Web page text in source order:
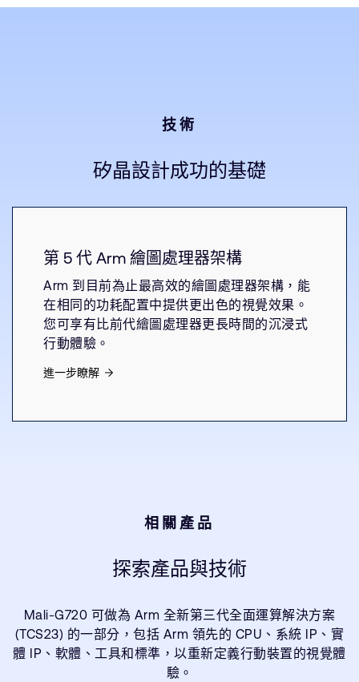
技術
矽晶設計成功的基礎
第 5 代 Arm 繪圖處理器架構
Arm 到目前為止最高效的繪圖處理器架構，能
在相同的功耗配置中提供更出色的視覺效果。
您可享有比前代繪圖處理器更長時間的沉浸式
行動體驗。
進一步瞭解
相關產品
探索產品與技術
Mali-G720 可做為 Arm 全新第三代全面運算解決方案
(TCS23) 的一部分，包括 Arm 領先的 CPU、系統 IP、實
體 IP、軟體、工具和標準，以重新定義行動裝置的視覺體
驗。